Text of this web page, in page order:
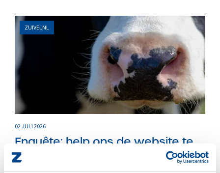
ZUIVELNL
02 JULI 2026
Enquête: help ons de website te
verbeteren